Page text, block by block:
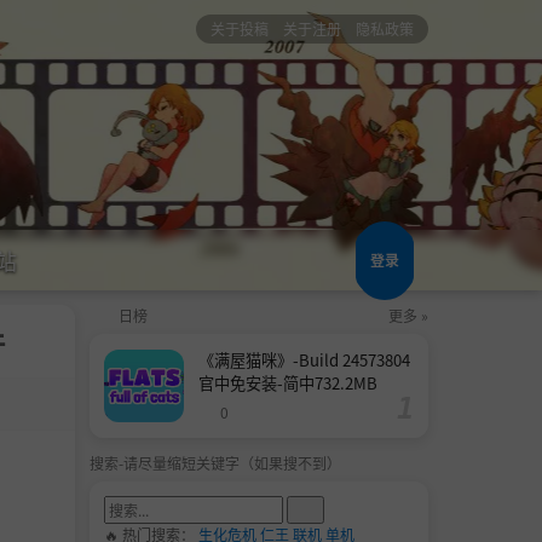
关于投稿 关于注册 隐私政策
登录
日榜 更多 »
《满屋猫咪》-Build 24573804
官中免安装-简中732.2MB
0
搜索-请尽量缩短关键字（如果搜不到）
🔥 热门搜索： 生化危机仁王 联机单机